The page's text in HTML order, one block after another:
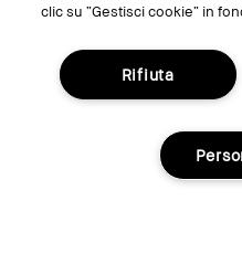
GESTISCI I
clic su “Gestisci cookie” in
Rifiuta